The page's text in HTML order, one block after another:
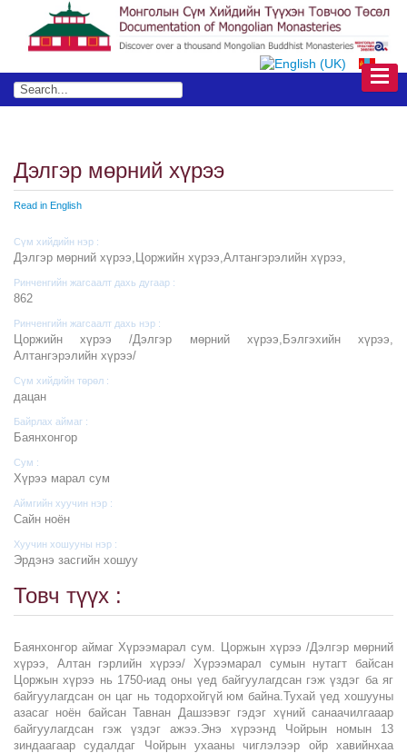
Дэлгэр мөрний хүрээ
Read in English
Сүм хийдийн нэр :
Дэлгэр мөрний хүрээ,Цоржийн хүрээ,Алтангэрэлийн хүрээ,
Ринченгийн жагсаалт дахь дугаар :
862
Ринченгийн жагсаалт дахь нэр :
Цоржийн хүрээ /Дэлгэр мөрний хүрээ,Бэлгэхийн хүрээ,
Алтангэрэлийн хүрээ/
Сүм хийдийн төрөл :
дацан
Байрлах аймаг :
Баянхонгор
Сум :
Хүрээ марал сум
Аймгийн хуучин нэр :
Сайн ноён
Хуучин хошууны нэр :
Эрдэнэ засгийн хошуу
Товч түүх :
Баянхонгор аймаг Хүрээмарал сум. Цоржын хүрээ /Дэлгэр мөрний
хүрээ, Алтан гэрлийн хүрээ/ Хүрээмарал сумын нутагт байсан
Цоржын хүрээ нь 1750-иад оны үед байгуулагдсан гэж үздэг ба яг
байгуулагдсан он цаг нь тодорхойгүй юм байна.Тухай үед хошууны
азасаг ноён байсан Тавнан Дашзэвэг гэдэг хүний санаачилгааар
байгуулагдсан гэж үздэг ажээ.Энэ хүрээнд Чойрын номын 13
зиндаагаар судалдаг Чойрын ухааны чиглэлээр ойр хавийнхаа